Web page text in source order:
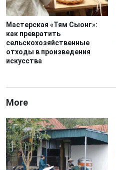
Мастерская «Тям Сыонг»:
как превратить
сельскохозяйственные
отходы в произведения
искусства
More